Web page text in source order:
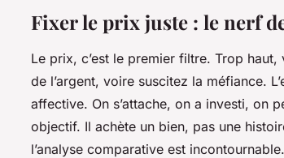
Fixer le prix juste : le nerf
Le prix, c’est le premier filtre. Trop
de l’argent, voire suscitez la méfiance.
affective. On s’attache, on a investi, on
objectif. Il achète un bien, pas une
l’analyse comparative est